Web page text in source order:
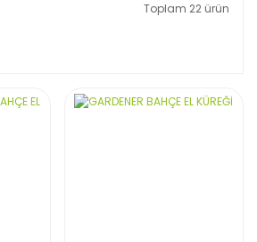
Toplam 22 ürün